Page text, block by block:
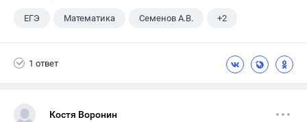
ЕГЭ Математика Семенов А.В. +2
1 ответ
Костя Воронин